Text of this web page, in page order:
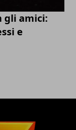
gli amici:
e